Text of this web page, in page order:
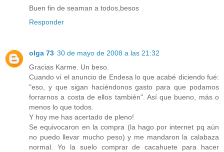
Buen fin de seaman a todos,besos
Responder
olga 73 30 de mayo de 2008 a las 21:32
Gracias Karme. Un beso.
Cuando ví el anuncio de Endesa lo que acabé diciendo fué:
"eso, y que sigan haciéndonos gasto para que podamos
forrarnos a costa de ellos también". Así que bueno, más o
menos lo que todos.
Y hoy me has acertado de pleno!
Se equivocaron en la compra (la hago por internet pq aún
no puedo llevar mucho peso) y me mandaron la calabaza
normal. Yo la suelo comprar de cacahuete para hacer